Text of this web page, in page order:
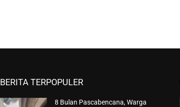
BERITA TERPOPULER
8 Bulan Pascabencana, Warga